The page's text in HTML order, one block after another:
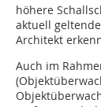
höhere
aktuell
Architekt
Auch im